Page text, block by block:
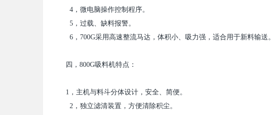
4 ，微电脑操作控制程序。
5 ，过载、缺料报警。
6 ， 700G采用高速整流马达，体积小、吸力强，适合用于新料输送。
四， 800G吸料机特点：
1 ，主机与料斗分体设计，安全、简便。
2 ，独立滤清装置，方便清除积尘。